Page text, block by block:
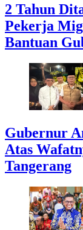
2 Tahun
Pekerja
Bantuan
Gubernur
Atas
Tangerang